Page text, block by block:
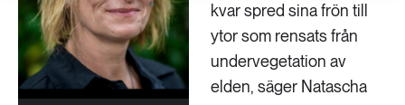
kvar spred sina frön till
ytor som rensats från
undervegetation av
elden, säger Natascha